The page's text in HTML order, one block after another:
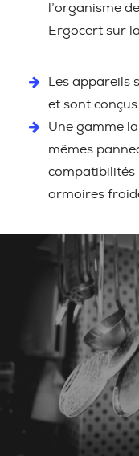
l’organisme
Ergocert sur
Les appareils
et sont conçus
Une gamme
mêmes
compatibilités
armoires